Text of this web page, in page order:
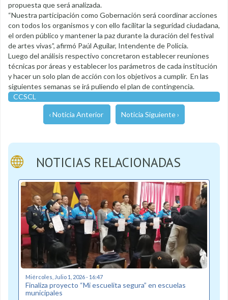
propuesta que será analizada.
“Nuestra participación como Gobernación será coordinar acciones
con todos los organismos y con ello facilitar la seguridad ciudadana,
el orden público y mantener la paz durante la duración del festival
de artes vivas”, afirmó Paúl Aguilar, Intendente de Policía.
Luego del análisis respectivo concretaron establecer reuniones
técnicas por áreas y establecer los parámetros de cada institución
y hacer un solo plan de acción con los objetivos a cumplir. En las
siguientes semanas se irá puliendo el plan de contingencia.
CCSCL
‹ Noticia Anterior Noticia Siguiente ›
NOTICIAS RELACIONADAS
Miércoles, Julio 1, 2026 - 16:47
Finaliza proyecto “Mi escuelita segura” en escuelas
municipales